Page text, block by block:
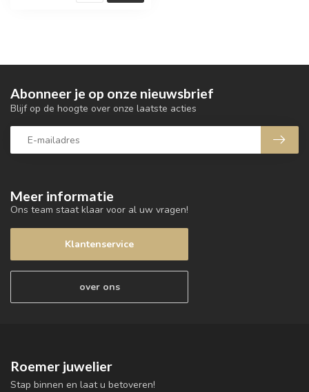
Meer informatie
Ons team staat klaar voor al uw vragen!
Klantenservice
over ons
Abonneer je op onze nieuwsbrief
Blijf op de hoogte over onze laatste acties
Roemer juwelier
Stap binnen en laat u betoveren!